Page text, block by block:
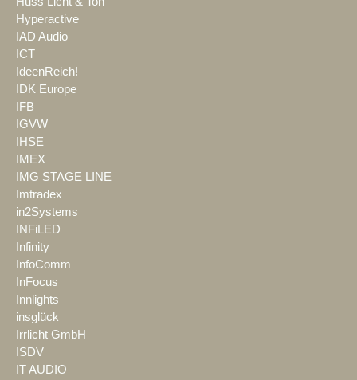
Hyperactive
IAD Audio
ICT
IdeenReich!
IDK Europe
IFB
IGVW
IHSE
IMEX
IMG STAGE LINE
Imtradex
in2Systems
INFiLED
Infinity
InfoComm
InFocus
Innlights
insglück
Irrlicht GmbH
ISDV
IT AUDIO